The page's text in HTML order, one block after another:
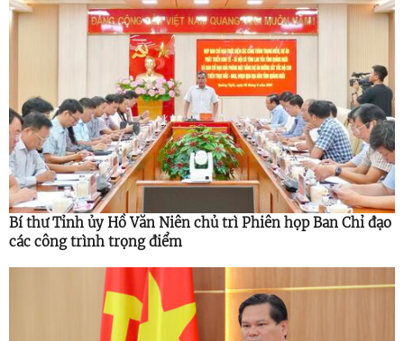
Bí thư Tỉnh ủy Hồ Văn Niên chủ trì Phiên họp Ban Chỉ đạo
các công trình trọng điểm